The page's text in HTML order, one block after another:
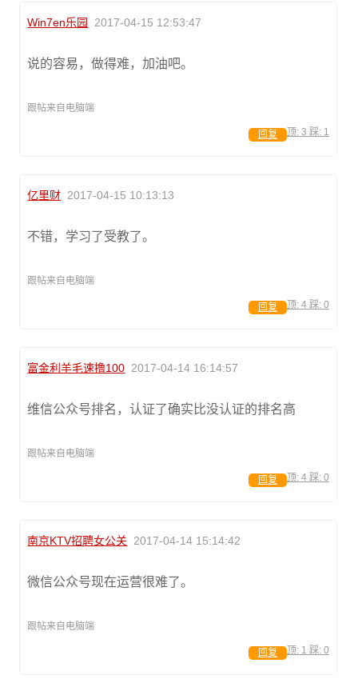
Win7en乐园 2017-04-15 12:53:47
说的容易，做得难，加油吧。
跟帖来自电脑端
顶: 3 踩: 1
回复
亿里财 2017-04-15 10:13:13
不错，学习了受教了。
跟帖来自电脑端
顶: 4 踩: 0
回复
富金利羊毛速撸100 2017-04-14 16:14:57
维信公众号排名，认证了确实比没认证的排名高
跟帖来自电脑端
顶: 4 踩: 0
回复
南京KTV招聘女公关 2017-04-14 15:14:42
微信公众号现在运营很难了。
跟帖来自电脑端
顶: 1 踩: 0
回复